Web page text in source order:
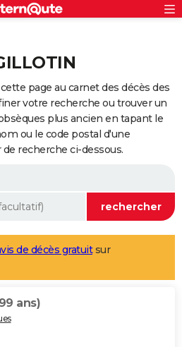
page au carnet des décès des
votre recherche ou trouver un
plus ancien en tapant le
ou le code postal d'une
recherche ci-dessous.
de décès gratuitsur
ans)